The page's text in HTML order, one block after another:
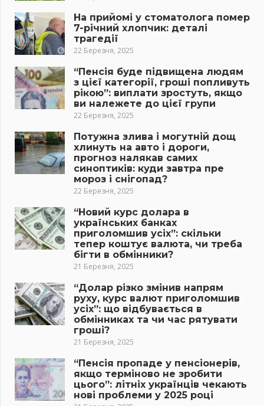
На прийомі у стоматолога помер
7-річний хлопчик: деталі
трагедії
22 Березня, 2025
“Пенсія буде підвищена людям
з цієї категорії, гроші попливуть
рікою”: виплати зростуть, якщо
ви належете до цієї групи
22 Березня, 2025
Потужна злива і могутній дощ
хлинуть на авто і дороги,
прогноз налякав самих
синоптиків: куди завтра пре
мороз і снігопад?
22 Березня, 2025
“Новий курс долара в
українських банках
приголомшив усіх”: скільки
тепер коштує валюта, чи треба
бігти в обмінники?
21 Березня, 2025
“Долар різко змінив напрям
руху, курс валют приголомшив
усіх”: що відбувається в
обмінниках та чи час рятувати
гроші?
21 Березня, 2025
“Пенсія пропаде у пенсіонерів,
якщо терміново не зробити
цього”: літніх українців чекають
нові проблеми у 2025 році